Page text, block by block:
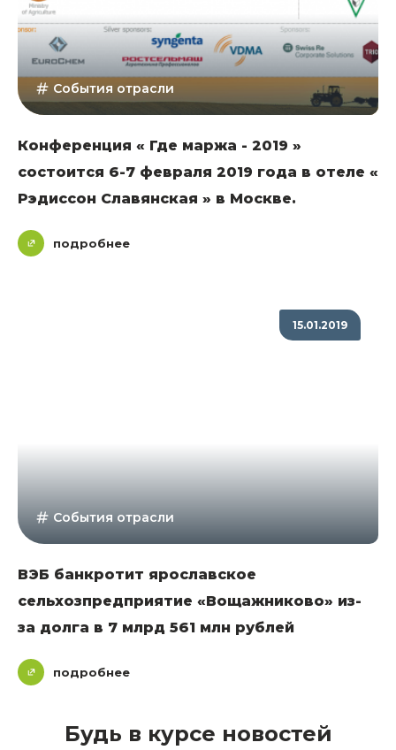
События отрасли
Конференция « Где маржа - 2019 »
состоится 6-7 февраля 2019 года в отеле «
Рэдиссон Славянская » в Москве.
подробнее
15.01.2019
События отрасли
ВЭБ банкротит ярославское
сельхозпредприятие «Вощажниково» из-
за долга в 7 млрд 561 млн рублей
подробнее
Будь в курсе новостей